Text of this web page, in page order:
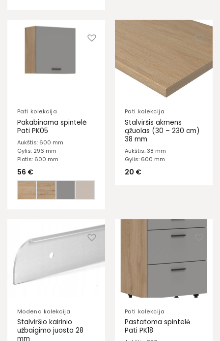
Pati kolekcija
Pakabinama spintelė
Pati PK05
Aukštis: 600 mm
Gylis: 296 mm
Plotis: 600 mm
56 €
Pati kolekcija
Stalviršis akmens
ąžuolas (30 – 230 cm)
38 mm
Aukštis: 38 mm
Gylis: 600 mm
20 €
Modena kolekcija
Stalviršio kairinio
užbaigimo juosta 28
mm
Pati kolekcija
Pastatoma spintelė
Pati PK18